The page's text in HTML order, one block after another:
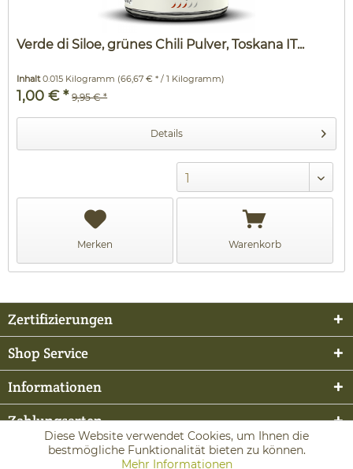
Verde di Siloe, grünes Chili Pulver, Toskana IT...
Inhalt0.015 Kilogramm (66,67 € * / 1 Kilogramm)
1,00 € * 9,95 € *
Details
Merken Warenkorb
Zertifizierungen
Shop Service
Informationen
Zahlungsarten
Diese Website verwendet Cookies, um Ihnen die
bestmögliche Funktionalität bieten zu können.
Mehr Informationen